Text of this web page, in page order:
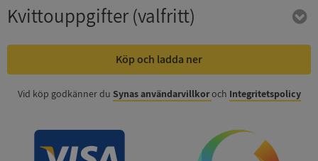
Kvittouppgifter(valfritt)
Köp och ladda ner
Vid köp godkänner du Synas användarvillkoroch Integritetspolicy